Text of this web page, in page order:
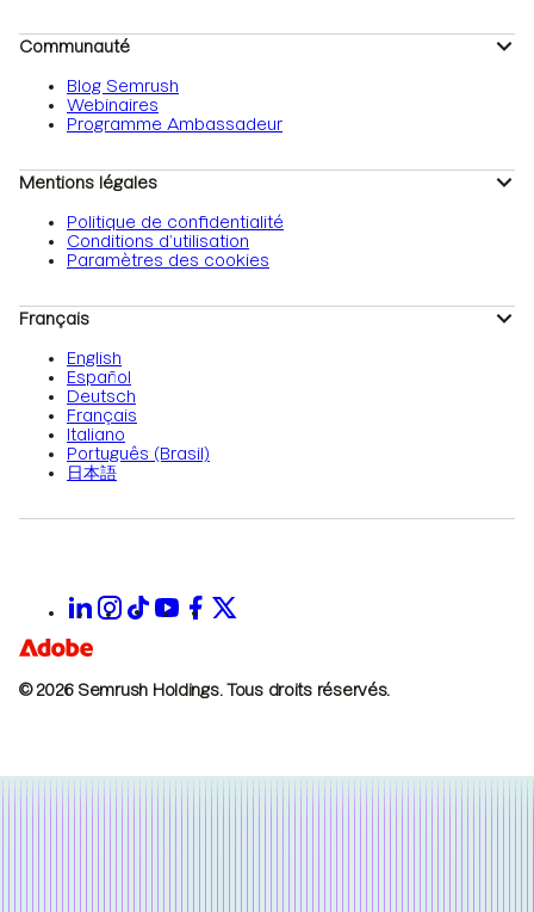
Communauté
Blog Semrush
Webinaires
Programme Ambassadeur
Mentions légales
Politique de confidentialité
Conditions d’utilisation
Paramètres des cookies
Français
English
Español
Deutsch
Français
Italiano
Português (Brasil)
日本語
© 2026 Semrush Holdings. Tous droits réservés.